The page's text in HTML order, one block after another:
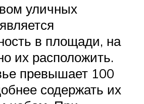
уличных
в площади, на
их расположить.
превышает 100
содержать их